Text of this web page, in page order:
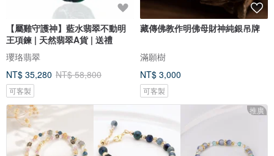
【屬雞守護神】藍水翡翠不動明
王項鍊 | 天然翡翠A貨 | 送禮
瓔珞翡翠
NT$ 35,280 NT$ 58,800
可客製
藏傳佛教作明佛母財神純銀吊牌
滿願樹
NT$ 3,000
可客製
推廣